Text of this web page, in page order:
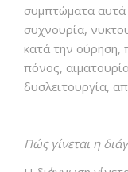
συμπτώματα αυτά
συχνουρία,
κατά την ούρηση,
πόνος,
δυσλειτουργία,
Πώς γίνεται η